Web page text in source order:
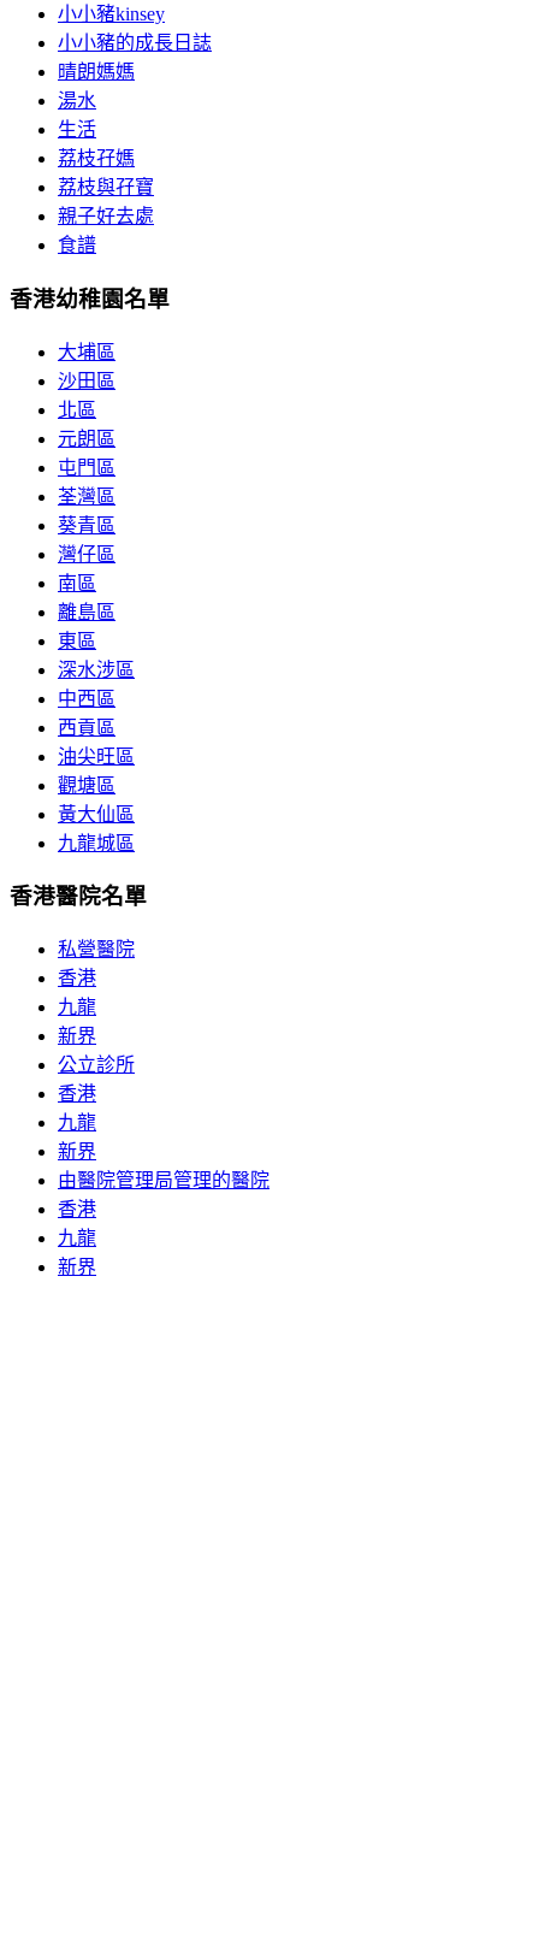
小小豬kinsey
小小豬的成長日誌
晴朗媽媽
湯水
生活
荔枝孖媽
荔枝與孖寶
親子好去處
食譜
香港幼稚園名單
大埔區
沙田區
北區
元朗區
屯門區
荃灣區
葵青區
灣仔區
南區
離島區
東區
深水涉區
中西區
西貢區
油尖旺區
觀塘區
黃大仙區
九龍城區
香港醫院名單
私營醫院
香港
九龍
新界
公立診所
香港
九龍
新界
由醫院管理局管理的醫院
香港
九龍
新界